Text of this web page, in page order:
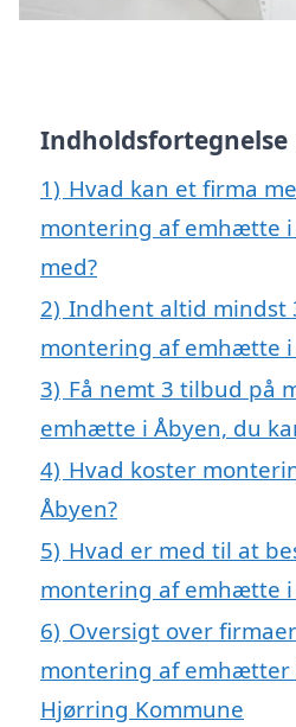
Indholdsfortegnelse
1) Hvad kan et firma
montering af emhætte
med?
2) Indhent altid mindst
montering af emhætte i
3) Få nemt 3 tilbud på
emhætte i Åbyen, du
4) Hvad koster
Åbyen?
5) Hvad er med til at
montering af emhætte i
6) Oversigt over
montering af emhætter
Hjørring Kommune